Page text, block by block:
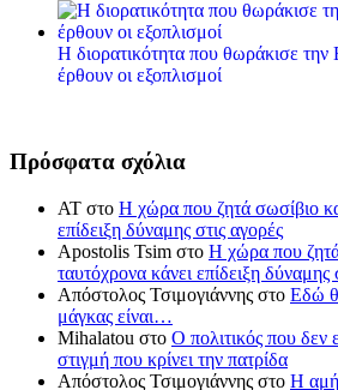
Η διορατικότητα που θωράκισε
έρθουν οι εξοπλισμοί
Πρόσφατα σχόλια
ΑΤ στο Η χώρα που ζητά σωσίβιο
επίδειξη δύναμης στις αγορές
Apostolis Tsim στο Η χώρα που
ταυτόχρονα κάνει επίδειξη δύναμης
Απόστολος Τσιμογιάννης στο Εδώ
μάγκας είναι…
Mihalatou στο Ο πολιτικός που δεν
στιγμή που κρίνει την πατρίδα
Απόστολος Τσιμογιάννης στο Η